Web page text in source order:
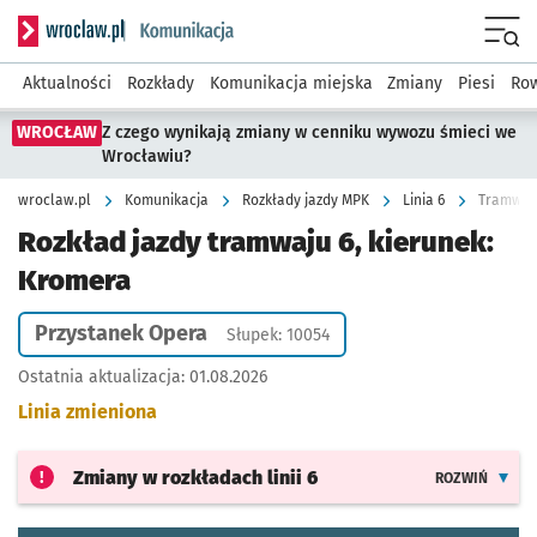
Serwis informacyjny wroclaw.pl podserwis: Komunikacja
Aktualności Rozkłady Komunikacja miejska Zmiany Piesi
WROCŁAW Z czego wynikają zmiany w cenniku wywozu śmieci we
Wrocławiu?
wroclaw.pl Komunikacja Rozkłady jazdy MPK Linia 6
Rozkład jazdy tramwaju 6, kierunek:
Kromera
Przystanek Opera Słupek: 10054
Ostatnia aktualizacja: 01.08.2026
Linia zmieniona
Zmiany w rozkładach linii 6 ROZWIŃ